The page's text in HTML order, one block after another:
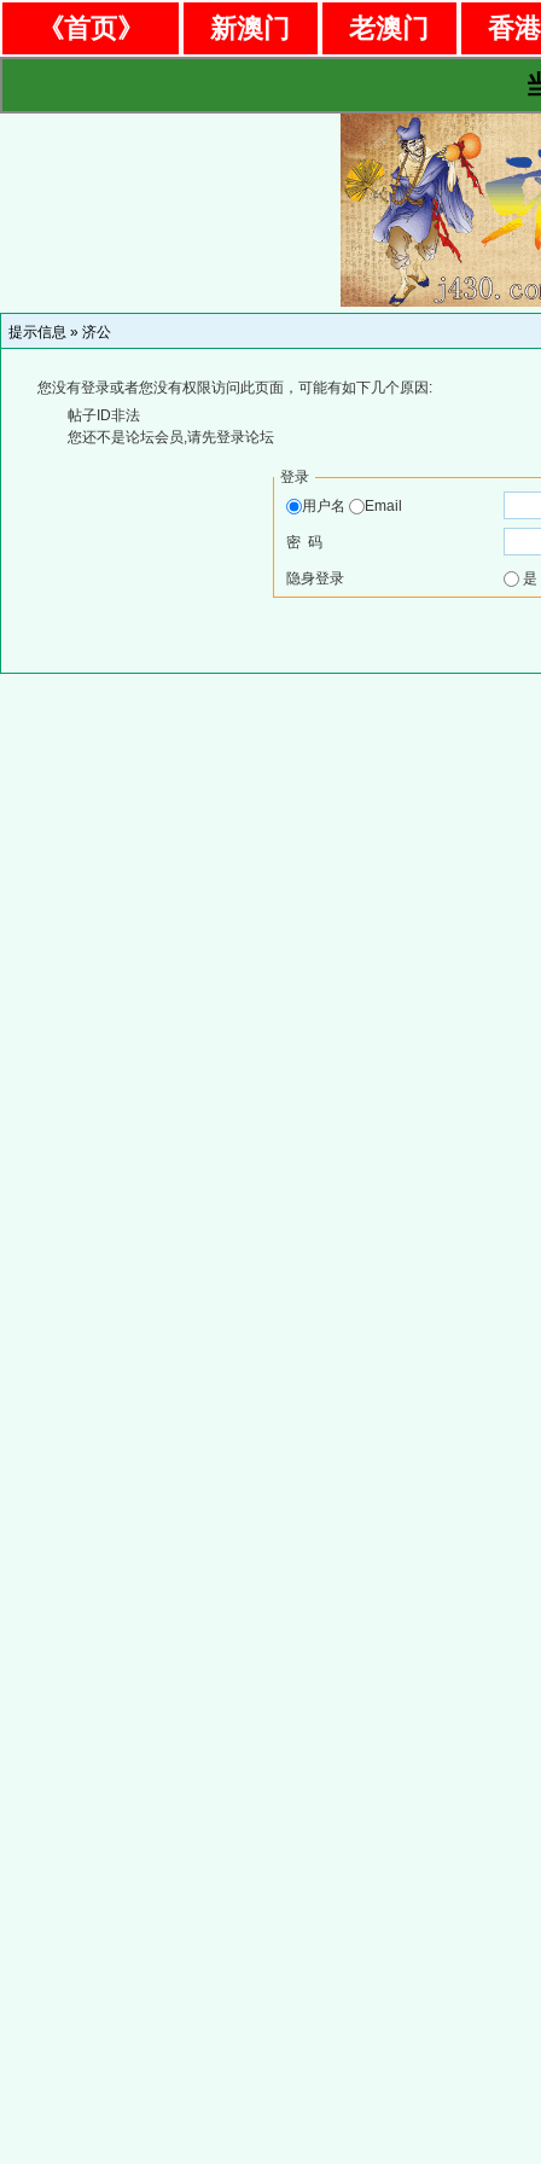
《首页》 新澳门 老澳门
香
提示信息 » 济公
您没有登录或者您没有权限访问此页面，可能有如下几个原因:
帖子ID非法
您还不是论坛会员,请先登录论坛
登录
用户名
Email
密 码
隐身登录